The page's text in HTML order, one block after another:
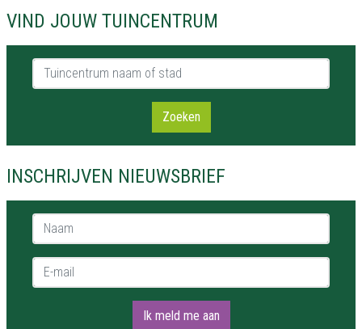
VIND JOUW TUINCENTRUM
Tuincentrum naam of stad
Zoeken
INSCHRIJVEN NIEUWSBRIEF
Naam *
E-mail *
Ik meld me aan